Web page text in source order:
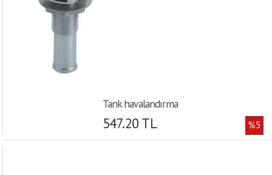
Tank havalandırma
547.20 TL %5